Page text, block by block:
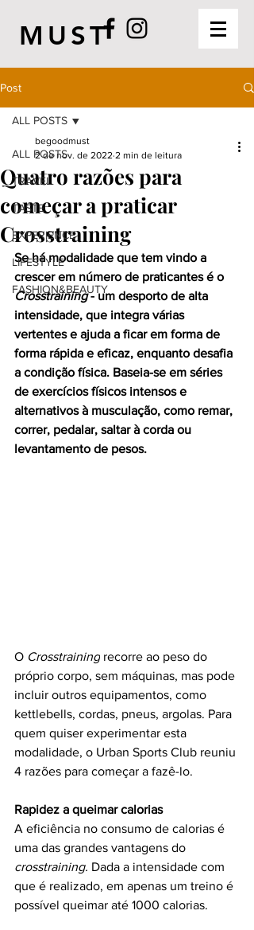
MUST
Post
ALL POSTS
TRAVEL
TASTE
EXPERIENCE
LIFESTYLE
FASHION&BEAUTY
ALL POSTS
Quatro razões para
começar a praticar
Crosstraining
begoodmust
2 de nov. de 2022 2 min de leitura
Se há modalidade que tem vindo a
crescer em número de praticantes é o
Crosstraining - um desporto de alta
intensidade, que integra várias
vertentes e ajuda a ficar em forma de
forma rápida e eficaz, enquanto desafia
a condição física. Baseia-se em séries
de exercícios físicos intensos e
alternativos à musculação, como remar,
correr, pedalar, saltar à corda ou
levantamento de pesos.
O Crosstraining recorre ao peso do
próprio corpo, sem máquinas, mas pode
incluir outros equipamentos, como
kettlebells, cordas, pneus, argolas. Para
quem quiser experimentar esta
modalidade, o Urban Sports Club reuniu
4 razões para começar a fazê-lo.
Rapidez a queimar calorias
A eficiência no consumo de calorias é
uma das grandes vantagens do
crosstraining. Dada a intensidade com
que é realizado, em apenas um treino é
possível queimar até 1000 calorias.